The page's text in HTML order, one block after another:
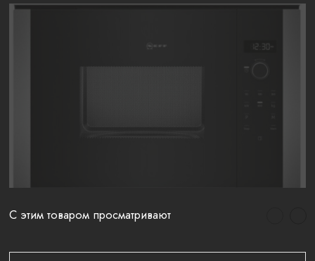
С этим товаром просматривают